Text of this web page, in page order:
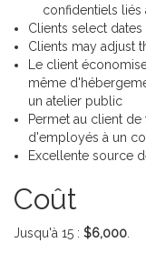
confidentiels liés
Clients select
Clients may adjust
Le client
même
un atelier public
Permet au client
d'employés à un
Excellente source
Coût
Jusqu'à 15 : $6,000